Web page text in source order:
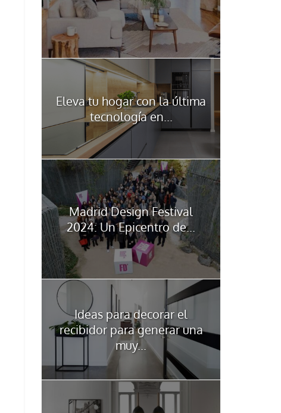
Eleva tu hogar con la última
tecnología en...
Madrid Design Festival
2024: Un Epicentro de...
Ideas para decorar el
recibidor para generar una
muy...